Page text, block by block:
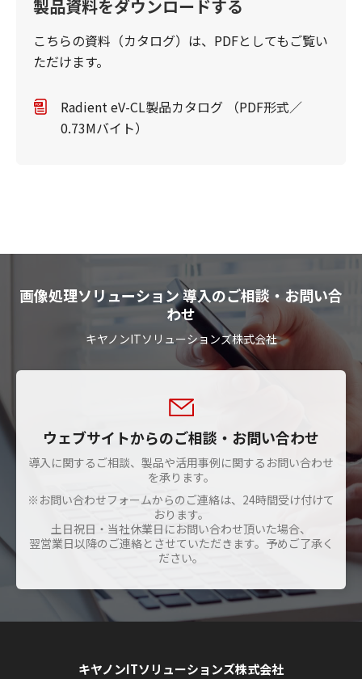
製品資料をダウンロードする
こちらの資料（カタログ）は、PDFとしてもご覧い
ただけます。
Radient eV-CL製品カタログ （PDF形式／
0.73Mバイト）
画像処理ソリューション 導入のご相談・お問い合
わせ
キヤノンITソリューションズ株式会社
ウェブサイトからのご相談・お問い合わせ
導入に関するご相談、製品や活用事例に関するお問い合わせ
を承ります。
※お問い合わせフォームからのご連絡は、24時間受け付けて
おります。
土日祝日・当社休業日にお問い合わせ頂いた場合、
翌営業日以降のご連絡とさせていただきます。予めご了承く
ださい。
キヤノンITソリューションズ株式会社